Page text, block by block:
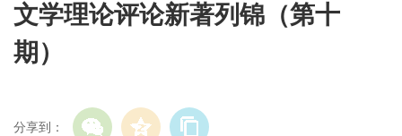
文学理论评论新著列锦（第十
期）
分享到：